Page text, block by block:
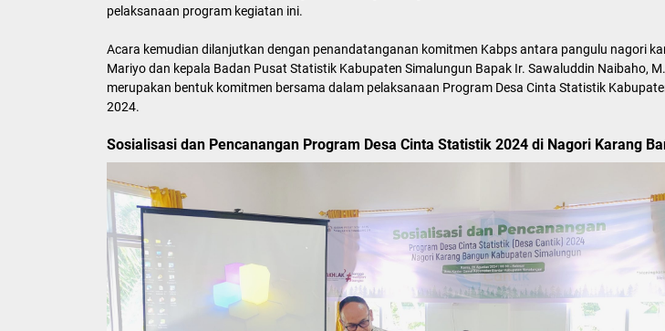
pelaksanaan program kegiatan ini.
Acara kemudian dilanjutkan dengan penandatanganan komitmen Kabps antara pangulu nagori
Mariyo dan kepala Badan Pusat Statistik Kabupaten Simalungun Bapak Ir. Sawaluddin Naibaho,
merupakan bentuk komitmen bersama dalam pelaksanaan Program Desa Cinta Statistik
2024.
Sosialisasi dan Pencanangan Program Desa Cinta Statistik 2024 di Nagori Karang